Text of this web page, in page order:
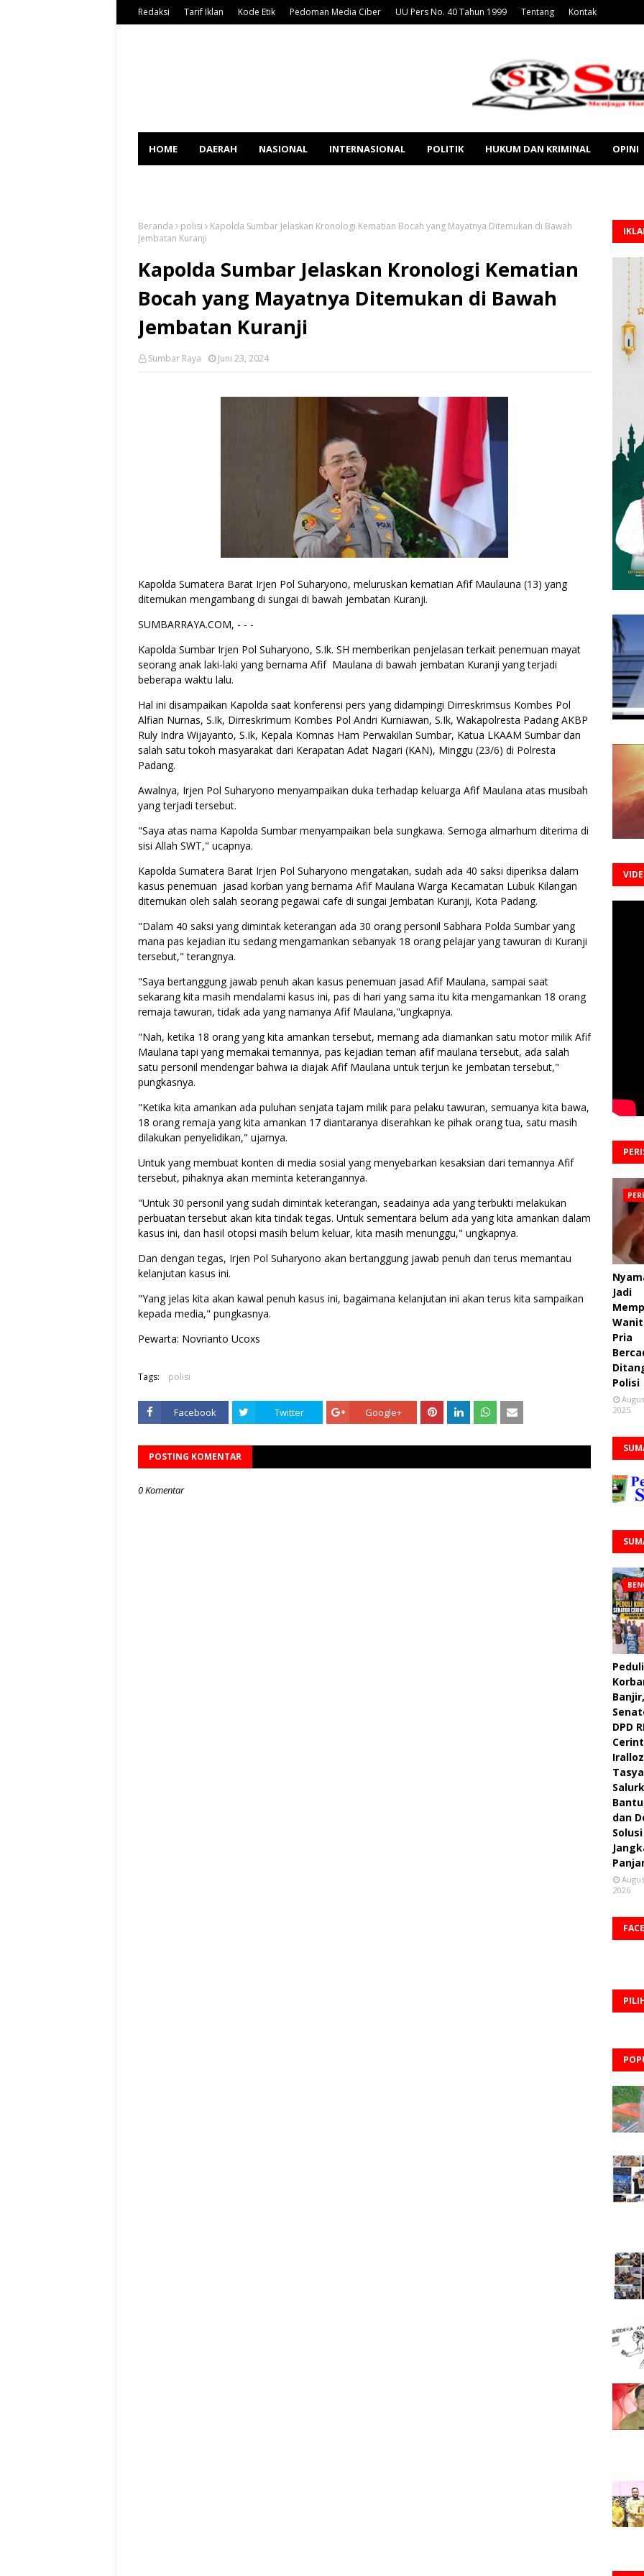
Redaksi Tarif Iklan Kode Etik Pedoman Media Ciber UU Pers No. 40 Tahun 1999 Tentang Kontak
HOME DAERAH NASIONAL INTERNASIONAL POLITIK HUKUM DAN KRIMINAL OPINI
Beranda polisi
Kapolda Sumbar Jelaskan Kronologi Kematian Bocah yang Mayatnya Ditemukan di Bawah
Jembatan Kuranji
Kapolda Sumbar Jelaskan Kronologi Kematian
Bocah yang Mayatnya Ditemukan di Bawah
Jembatan Kuranji
Sumbar Raya Juni 23, 2024
Kapolda Sumatera Barat Irjen Pol Suharyono, meluruskan kematian Afif Maulauna (13) yang
ditemukan mengambang di sungai di bawah jembatan Kuranji.
SUMBARRAYA.COM, - - -
Kapolda Sumbar Irjen Pol Suharyono, S.Ik. SH memberikan penjelasan terkait penemuan mayat
seorang anak laki-laki yang bernama Afif Maulana di bawah jembatan Kuranji yang terjadi
beberapa waktu lalu.
Hal ini disampaikan Kapolda saat konferensi pers yang didampingi Dirreskrimsus Kombes Pol
Alfian Nurnas, S.Ik, Dirreskrimum Kombes Pol Andri Kurniawan, S.Ik, Wakapolresta Padang AKBP
Ruly Indra Wijayanto, S.Ik, Kepala Komnas Ham Perwakilan Sumbar, Katua LKAAM Sumbar dan
salah satu tokoh masyarakat dari Kerapatan Adat Nagari (KAN), Minggu (23/6) di Polresta
Padang.
Awalnya, Irjen Pol Suharyono menyampaikan duka terhadap keluarga Afif Maulana atas musibah
yang terjadi tersebut.
"Saya atas nama Kapolda Sumbar menyampaikan bela sungkawa. Semoga almarhum diterima di
sisi Allah SWT," ucapnya.
Kapolda Sumatera Barat Irjen Pol Suharyono mengatakan, sudah ada 40 saksi diperiksa dalam
kasus penemuan jasad korban yang bernama Afif Maulana Warga Kecamatan Lubuk Kilangan
ditemukan oleh salah seorang pegawai cafe di sungai Jembatan Kuranji, Kota Padang.
"Dalam 40 saksi yang dimintak keterangan ada 30 orang personil Sabhara Polda Sumbar yang
mana pas kejadian itu sedang mengamankan sebanyak 18 orang pelajar yang tawuran di Kuranji
tersebut," terangnya.
"Saya bertanggung jawab penuh akan kasus penemuan jasad Afif Maulana, sampai saat
sekarang kita masih mendalami kasus ini, pas di hari yang sama itu kita mengamankan 18 orang
remaja tawuran, tidak ada yang namanya Afif Maulana,"ungkapnya.
"Nah, ketika 18 orang yang kita amankan tersebut, memang ada diamankan satu motor milik Afif
Maulana tapi yang memakai temannya, pas kejadian teman afif maulana tersebut, ada salah
satu personil mendengar bahwa ia diajak Afif Maulana untuk terjun ke jembatan tersebut,"
pungkasnya.
"Ketika kita amankan ada puluhan senjata tajam milik para pelaku tawuran, semuanya kita bawa,
18 orang remaja yang kita amankan 17 diantaranya diserahkan ke pihak orang tua, satu masih
dilakukan penyelidikan," ujarnya.
Untuk yang membuat konten di media sosial yang menyebarkan kesaksian dari temannya Afif
tersebut, pihaknya akan meminta keterangannya.
"Untuk 30 personil yang sudah dimintak keterangan, seadainya ada yang terbukti melakukan
perbuatan tersebut akan kita tindak tegas. Untuk sementara belum ada yang kita amankan dalam
kasus ini, dan hasil otopsi masih belum keluar, kita masih menunggu," ungkapnya.
Dan dengan tegas, Irjen Pol Suharyono akan bertanggung jawab penuh dan terus memantau
kelanjutan kasus ini.
"Yang jelas kita akan kawal penuh kasus ini, bagaimana kelanjutan ini akan terus kita sampaikan
kepada media," pungkasnya.
Pewarta: Novrianto Ucoxs
Tags: polisi
Facebook Twitter Google+
POSTING KOMENTAR
0 Komentar
Jadi
Pria
Polisi
2025
Peduli
Banjir,
DPD
Cerint
Tasya
dan
Solusi
2026